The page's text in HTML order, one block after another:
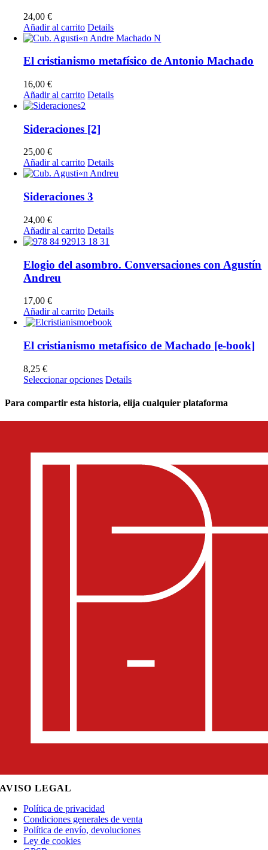
24,00€
Añadir al carrito Details
El cristianismo metafísico de Antonio Machado
16,00€
Añadir al carrito Details
Sideraciones [2]
25,00€
Añadir al carrito Details
Sideraciones 3
24,00€
Añadir al carrito Details
Elogio del asombro. Conversaciones con Agustín
Andreu
17,00€
Añadir al carrito Details
El cristianismo metafísico de Machado [e-book]
8,25€
Seleccionar opciones Este
tiene
múltiples
variantes.
se
pueden
producto
Details
Para compartir esta historia, elija cualquier plataforma
AVISO LEGAL
Política de privacidad
Condiciones generales de venta
Política de envío, devoluciones
Ley de cookies